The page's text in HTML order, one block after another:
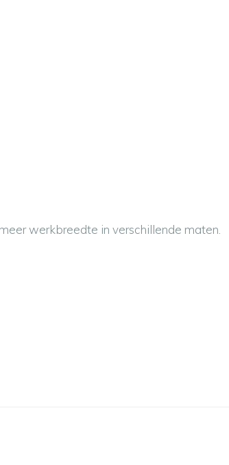
werkbreedte in verschillende maten.